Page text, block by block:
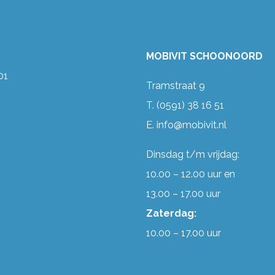
MOBIVIT SCHOONOORD
Tramstraat 9
T. (0591) 38 16 51
E. info@mobivit.nl
Dinsdag t/m vrijdag:
10.00 – 12.00 uur en
13.00 – 17.00 uur
Zaterdag:
10.00 – 17.00 uur